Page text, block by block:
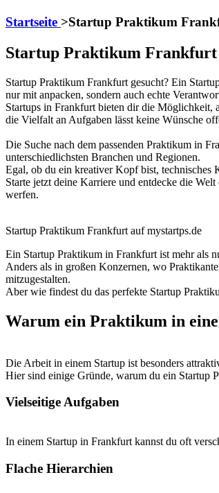
Startseite >Startup Praktikum
Startup Praktikum Frankfurt
Startup Praktikum Frankfurt gesucht? Ein
nur mit anpacken, sondern auch echte
Startups in Frankfurt bieten dir die Möglichkeit,
die Vielfalt an Aufgaben lässt keine Wünsche
Die Suche nach dem passenden Praktikum in
unterschiedlichsten Branchen und Regionen.
Egal, ob du ein kreativer Kopf bist, technisches
Starte jetzt deine Karriere und entdecke die
werfen.
Startup Praktikum Frankfurt auf mystartps.de
Ein Startup Praktikum in Frankfurt ist mehr als
Anders als in großen Konzernen, wo
mitzugestalten.
Aber wie findest du das perfekte Startup
Warum ein Praktikum in
Die Arbeit in einem Startup ist besonders
Hier sind einige Gründe, warum du ein Startup
Vielseitige Aufgaben
In einem Startup in Frankfurt kannst du oft
Flache Hierarchien